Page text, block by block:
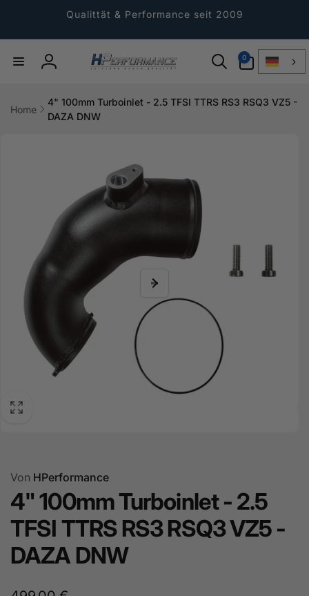
Qualittät & Performance seit 2009
Einloggen
0
Artikel
Home
4" 100mm Turboinlet - 2.5 TFSI TTRS RS3 RSQ3 VZ5 -
DAZA DNW
Von HPerformance
4" 100mm Turboinlet - 2.5
TFSI TTRS RS3 RSQ3 VZ5 -
DAZA DNW